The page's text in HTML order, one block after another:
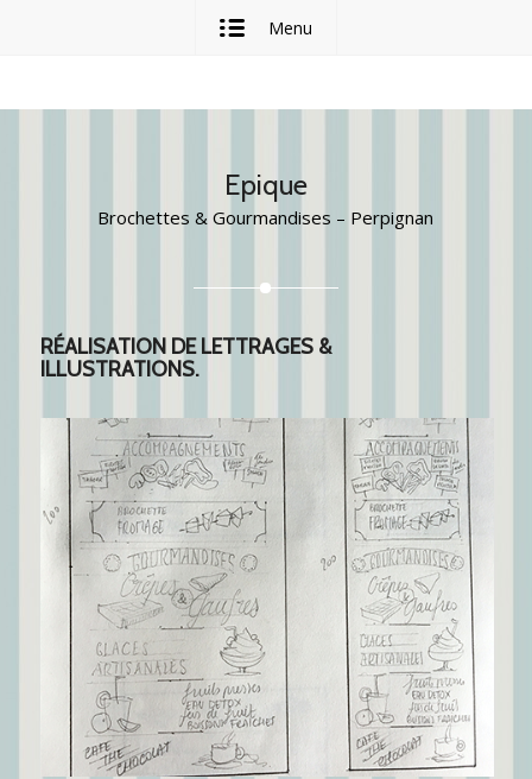
Menu
Epique
Brochettes & Gourmandises – Perpignan
RÉALISATION DE LETTRAGES &
ILLUSTRATIONS.